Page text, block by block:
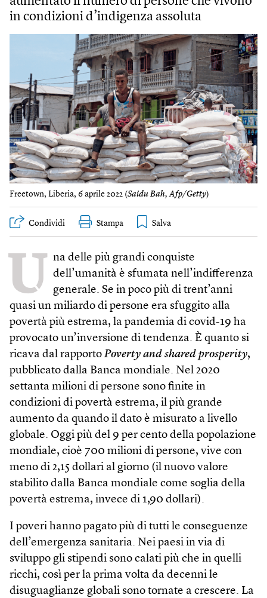
in condizioni d’indigenza assoluta
Freetown, Liberia, 6 aprile 2022 (Saidu Bah, Afp/Getty)
Condividi Stampa
U na delle più grandi conquiste
dell’umanità è sfumata nell’indifferenza
generale. Se in poco più di trent’anni
quasi un miliardo di persone era sfuggito alla
povertà più estrema, la pandemia di covid-19 ha
provocato un’inversione di tendenza. È quanto si
ricava dal rapporto Poverty and shared prosperity,
pubblicato dalla Banca mondiale. Nel 2020
settanta milioni di persone sono finite in
condizioni di povertà estrema, il più grande
aumento da quando il dato è misurato a livello
globale. Oggi più del 9 per cento della popolazione
mondiale, cioè 700 milioni di persone, vive con
meno di 2,15 dollari al giorno (il nuovo valore
stabilito dalla Banca mondiale come soglia della
povertà estrema, invece di 1,90 dollari).
I poveri hanno pagato più di tutti le conseguenze
dell’emergenza sanitaria. Nei paesi in via di
sviluppo gli stipendi sono calati più che in quelli
ricchi, così per la prima volta da decenni le
disuguaglianze globali sono tornate a crescere. La